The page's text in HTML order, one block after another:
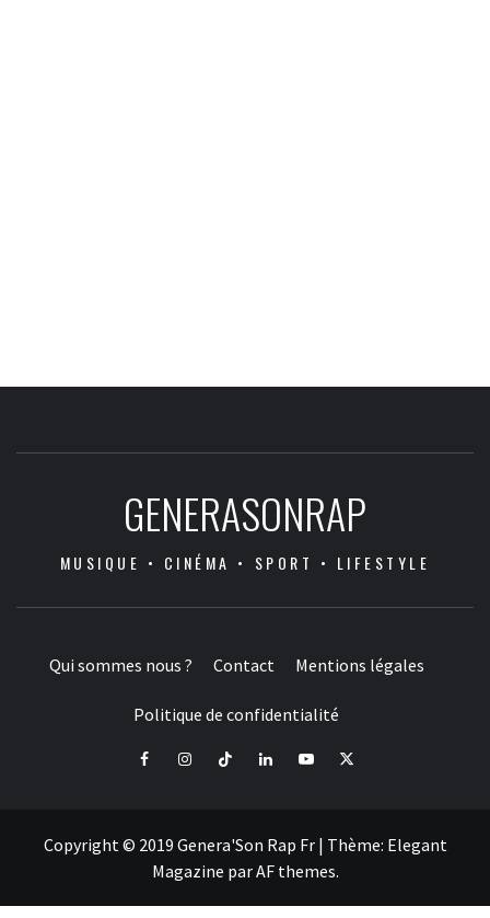
GENERASONRAP
MUSIQUE • CINÉMA • SPORT • LIFESTYLE
Qui sommes nous ? Contact Mentions légales
Politique de confidentialité
FacebookInstagramTiktok LinkedInYoutube
X
Copyright © 2019 Genera'Son Rap Fr | Thème: Elegant
Magazine parAF themes.